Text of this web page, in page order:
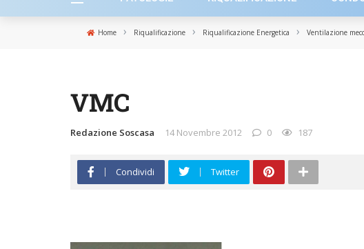
Home › Riqualificazione › Riqualificazione Energetica › Ventilazione
VMC
Redazione Soscasa 14 Novembre 2012 0 187
Condividi Twitter